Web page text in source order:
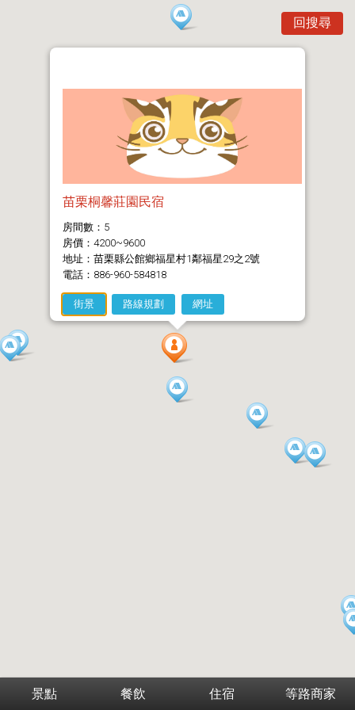
景點 餐飲 住宿 等路商家
回搜尋
苗栗桐馨莊園民宿
房間數：5
房價：4200~9600
地址：苗栗縣公館鄉福星村1鄰福星29之2號
電話：886-960-584818
街景 路線規劃 網址